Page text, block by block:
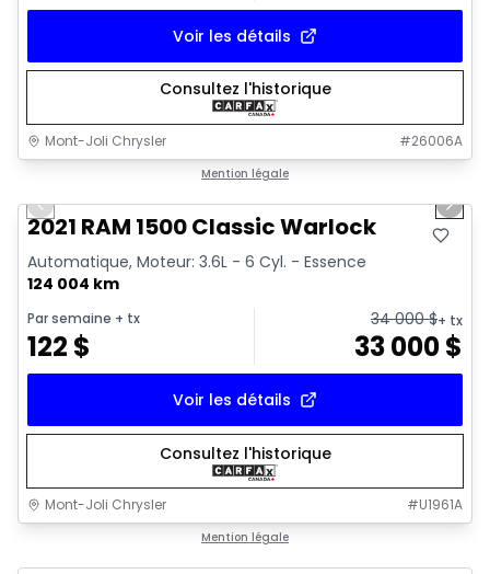
Voir les détails
Consultez l'historique
Mont-Joli Chrysler #26006A
Mention légale
Vidéo disponible
Previous slide Next
2021 RAM 1500 Classic Warlock
Automatique, Moteur: 3.6L - 6 Cyl. - Essence
124 004 km
Par semaine + tx
122 $
34 000$+ tx
33 000$
Voir les détails
Consultez l'historique
Mont-Joli Chrysler #U1961A
Mention légale